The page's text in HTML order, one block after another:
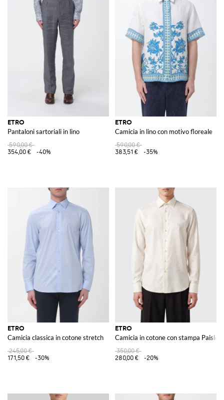
ETRO
Pantaloni sartoriali in lino
590,00 €
354,00 €
-40%
ETRO
Camicia in lino con motivo floreale
590,00 €
383,51 €
-35%
ETRO
Camicia classica in cotone stretch
245,00 €
171,50 €
-30%
ETRO
Camicia in cotone con stampa Paisley
350,00 €
280,00 €
-20%